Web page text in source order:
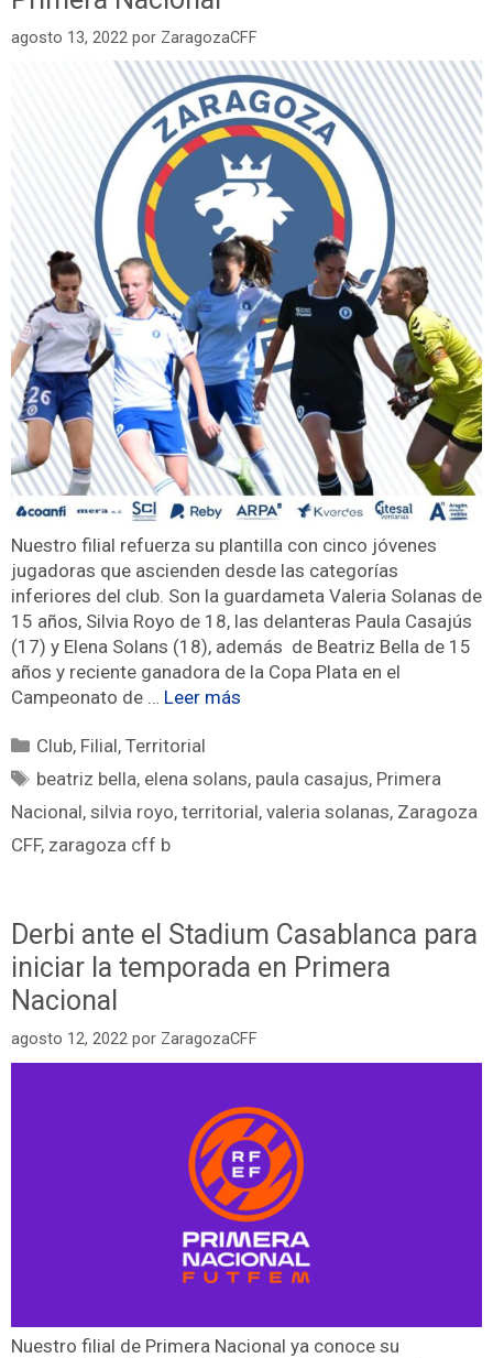
agosto 13, 2022 por ZaragozaCFF
Nuestro filial refuerza su plantilla con cinco jóvenes
jugadoras que ascienden desde las categorías
inferiores del club. Son la guardameta Valeria Solanas de
15 años, Silvia Royo de 18, las delanteras Paula Casajús
(17) y Elena Solans (18), además de Beatriz Bella de 15
años y reciente ganadora de la Copa Plata en el
Campeonato de … Leer más
Club, Filial,Territorial
beatriz bella, elena solans, paula casajus, Primera
Nacional, silvia royo, territorial, valeria solanas, Zaragoza
CFF, zaragoza cff b
Derbi ante el Stadium Casablanca para
iniciar la temporada en Primera
Nacional
agosto 12, 2022 por ZaragozaCFF
Nuestro filial de Primera Nacional ya conoce su